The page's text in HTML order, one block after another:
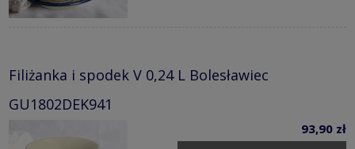
Filiżanka i spodek V 0,24 L Bolesławiec
GU1802DEK941
93,90 zł